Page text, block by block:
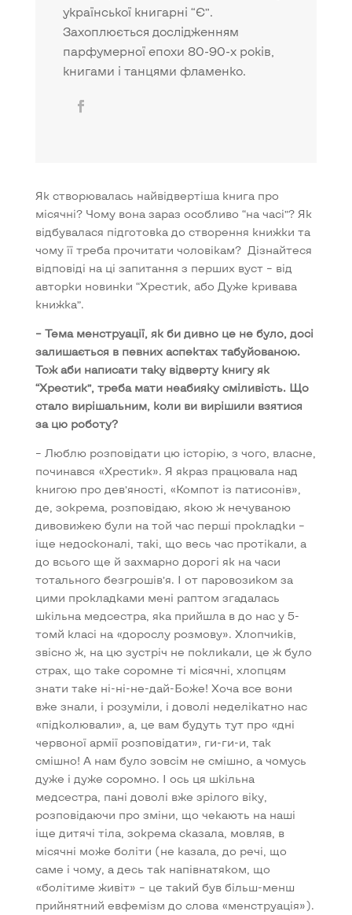
української книгарні “Є”.
Захоплюється дослідженням
парфумерної епохи 80-90-х років,
книгами і танцями фламенко.
Як створювалась найвідвертіша книга про
місячні? Чому вона зараз особливо “на часі”? Як
відбувалася підготовка до створення книжки та
чому її треба прочитати чоловікам? Дізнайтеся
відповіді на ці запитання з перших вуст – від
авторки новинки “Хрестик, або Дуже кривава
книжка”.
– Тема менструації, як би дивно це не було, досі
залишається в певних аспектах табуйованою.
Тож аби написати таку відверту книгу як
“Хрестик”, треба мати неабияку сміливість. Що
стало вирішальним, коли ви вирішили взятися
за цю роботу?
– Люблю розповідати цю історію, з чого, власне,
починався «Хрестик». Я якраз працювала над
книгою про дев’яності, «Компот із патисонів»,
де, зокрема, розповідаю, якою ж нечуваною
дивовижею були на той час перші прокладки –
іще недосконалі, такі, що весь час протікали, а
до всього ще й захмарно дорогі як на часи
тотального безгрошів’я. І от паровозиком за
цими прокладками мені раптом згадалась
шкільна медсестра, яка прийшла в до нас у 5-
томй класі на «дорослу розмову». Хлопчиків,
звісно ж, на цю зустріч не покликали, це ж було
страх, що таке соромне ті місячні, хлопцям
знати таке ні-ні-не-дай-Боже! Хоча все вони
вже знали, і розуміли, і доволі неделікатно нас
«підколювали», а, це вам будуть тут про «дні
червоної армії розповідати», ги-ги-и, так
смішно! А нам було зовсім не смішно, а чомусь
дуже і дуже соромно. І ось ця шкільна
медсестра, пані доволі вже зрілого віку,
розповідаючи про зміни, що чекають на наші
іще дитячі тіла, зокрема сказала, мовляв, в
місячні може боліти (не казала, до речі, що
саме і чому, а десь так напівнатяком, що
«болітиме живіт» – це такий був більш-менш
прийнятний евфемізм до слова «менструація»).